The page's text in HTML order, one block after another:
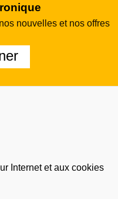
nouvelles et nos offres
Internet et aux cookies